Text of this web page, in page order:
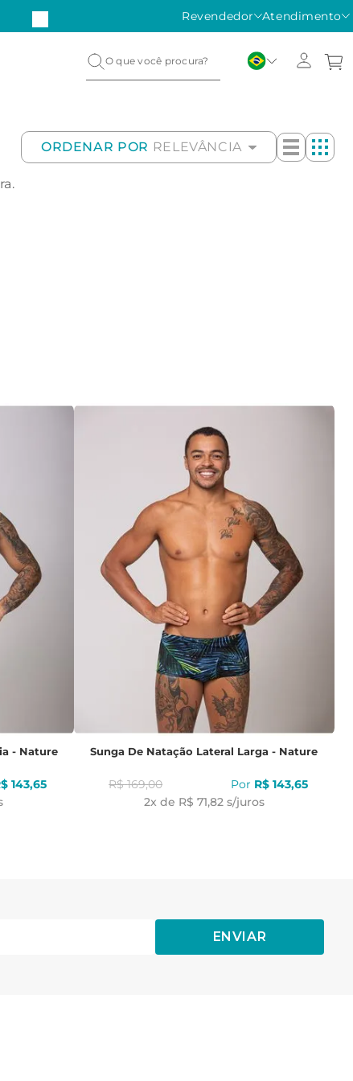
Revendedor Atendimento
ORDENAR POR RELEVÂNCIA
- Nature
143,65
Sunga De Natação Lateral Larga - Nature
R$ 169,00 R$ 143,65
2x de R$ 71,82 s/juros
ENVIAR